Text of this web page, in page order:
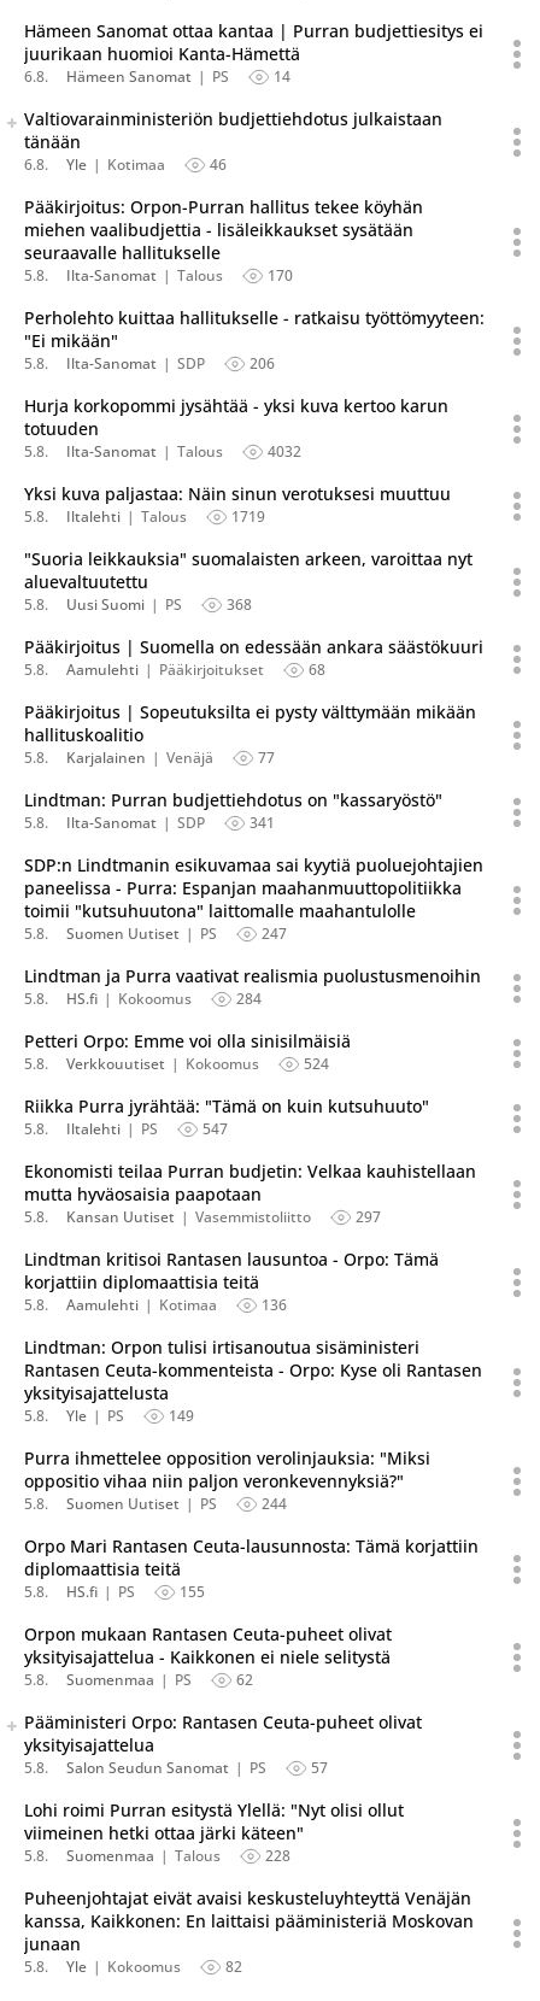
Hämeen Sanomat ottaa kantaa | Purran budjettiesitys ei
juurikaan huomioi Kanta-Hämettä
6.8. Hämeen Sanomat PS 14
Seuraava uutinen on julkaistu useassa eri lähteessä.
Listaa uutisen kaikki versiot
Valtiovarainministeriön budjettiehdotus julkaistaan
tänään
6.8. Yle Kotimaa 46
Pääkirjoitus: Orpon-Purran hallitus tekee köyhän
miehen vaalibudjettia - lisäleikkaukset sysätään
seuraavalle hallitukselle
5.8. Ilta-Sanomat Talous 170
Perholehto kuittaa hallitukselle - ratkaisu työttömyyteen:
"Ei mikään"
5.8. Ilta-Sanomat SDP 206
Hurja korkopommi jysähtää - yksi kuva kertoo karun
totuuden
5.8. Ilta-Sanomat Talous 4032
Yksi kuva paljastaa: Näin sinun verotuksesi muuttuu
5.8. Iltalehti Talous 1719
"Suoria leikkauksia" suomalaisten arkeen, varoittaa nyt
aluevaltuutettu
5.8. Uusi Suomi PS 368
Pääkirjoitus | Suomella on edessään ankara säästökuuri
5.8. Aamulehti Pääkirjoitukset 68
Pääkirjoitus | Sopeutuksilta ei pysty välttymään mikään
hallituskoalitio
5.8. Karjalainen Venäjä 77
Lindtman: Purran budjettiehdotus on "kassaryöstö"
5.8. Ilta-Sanomat SDP 341
SDP:n Lindtmanin esikuvamaa sai kyytiä puoluejohtajien
paneelissa - Purra: Espanjan maahanmuuttopolitiikka
toimii "kutsuhuutona" laittomalle maahantulolle
5.8. Suomen Uutiset PS 247
Lindtman ja Purra vaativat realismia puolustusmenoihin
5.8. HS.fi Kokoomus 284
Petteri Orpo: Emme voi olla sinisilmäisiä
5.8. Verkkouutiset Kokoomus 524
Riikka Purra jyrähtää: "Tämä on kuin kutsuhuuto"
5.8. Iltalehti PS 547
Ekonomisti teilaa Purran budjetin: Velkaa kauhistellaan
mutta hyväosaisia paapotaan
5.8. Kansan Uutiset Vasemmistoliitto 297
Lindtman kritisoi Rantasen lausuntoa - Orpo: Tämä
korjattiin diplomaattisia teitä
5.8. Aamulehti Kotimaa 136
Lindtman: Orpon tulisi irtisanoutua sisäministeri
Rantasen Ceuta-kommenteista - Orpo: Kyse oli Rantasen
yksityisajattelusta
5.8. Yle PS 149
Purra ihmettelee opposition verolinjauksia: "Miksi
oppositio vihaa niin paljon veronkevennyksiä?"
5.8. Suomen Uutiset PS 244
Orpo Mari Rantasen Ceuta-lausunnosta: Tämä korjattiin
diplomaattisia teitä
5.8. HS.fi PS 155
Orpon mukaan Rantasen Ceuta-puheet olivat
yksityisajattelua - Kaikkonen ei niele selitystä
5.8. Suomenmaa PS 62
Seuraava uutinen on julkaistu useassa eri lähteessä.
Listaa uutisen kaikki versiot
Pääministeri Orpo: Rantasen Ceuta-puheet olivat
yksityisajattelua
5.8. Salon Seudun Sanomat PS 57
Lohi roimi Purran esitystä Ylellä: "Nyt olisi ollut
viimeinen hetki ottaa järki käteen"
5.8. Suomenmaa Talous 228
Puheenjohtajat eivät avaisi keskusteluyhteyttä Venäjän
kanssa, Kaikkonen: En laittaisi pääministeriä Moskovan
junaan
5.8. Yle Kokoomus 82